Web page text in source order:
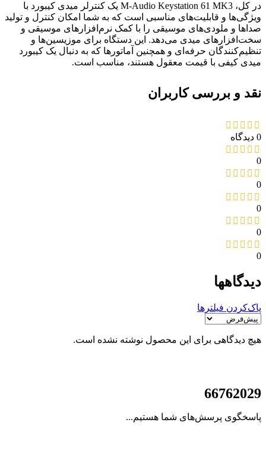
در کل، M-Audio Keystation 61 MK3 یک کنترلر میدی کیبورد با
ویژگی‌ها و قابلیت‌های مناسبی است که به شما امکان کنترل و تولید
صداها و ملودی‌های موسیقی را با کمک نرم‌افزارهای موسیقی و
سخت‌افزارهای میدی می‌دهد. این دستگاه برای موزیسین‌ها و
تنظیم‌کنندگان حرفه‌ای و همچنین آماتورها که به دنبال یک کیبورد
میدی کیفی با قیمت معقول هستند، مناسب است.
نقد و بررسی کاربران
0 دیدگاه
0
0
0
0
0
دیدگاهها
پاک‌کردن فیلترها
هیچ دیدگاهی برای این محصول نوشته نشده است.
66762029
پاسخگوی پرسش‌های شما هستیم...